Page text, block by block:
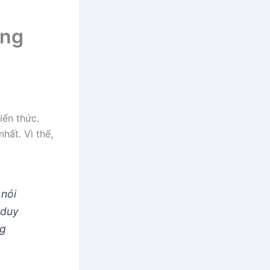
thức.
Vì thế,